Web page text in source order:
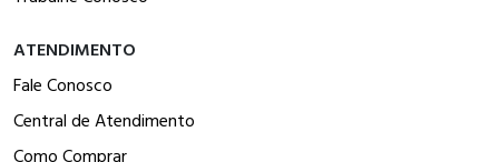
ATENDIMENTO
Fale Conosco
Central de Atendimento
Como Comprar